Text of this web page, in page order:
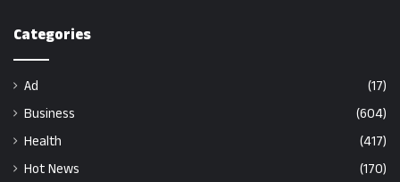
Categories
Ad
(17)
Business
(604)
Health
(417)
Hot News
(170)